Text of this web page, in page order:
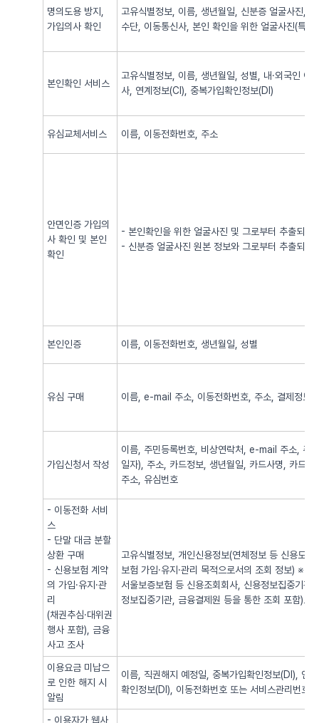
명의도용 방지,
가입의사 확인
고유식별정보, 이름, 생년월일, 신분증 얼굴사진,
수단, 이동통신사, 본인 확인을 위한 얼굴사진(특징
본인확인 서비스
고유식별정보, 이름, 생년월일, 성별, 내·외국인
사, 연계정보(CI), 중복가입확인정보(DI)
유심교체서비스 이름, 이동전화번호, 주소
안면인증 가입의
사 확인 및 본인
확인
- 본인확인을 위한 얼굴사진 및 그로부터 추출되어
- 신분증 얼굴사진 원본 정보와 그로부터 추출되어
본인인증 이름, 이동전화번호, 생년월일, 성별
유심 구매 이름, e-mail 주소, 이동전화번호, 주소, 결제정보,
가입신청서 작성
이름, 주민등록번호, 비상연락처, e-mail 주소, 주
일자), 주소, 카드정보, 생년월일, 카드사명, 카드
주소, 유심번호
- 이동전화 서비
스
- 단말 대금 분할
상환 구매
- 신용보험 계약
의 가입·유지·관
리
(채권추심·대위권
행사 포함), 금융
사고 조사
고유식별정보, 개인신용정보(연체정보 등 신용도
보험 가입·유지·관리 목적으로서의 조회 정보) ※
서울보증보험 등 신용조회회사, 신용정보집중기관
정보집중기관, 금융결제원 등을 통한 조회 포함)로
이용요금 미납으
로 인한 해지 시
알림
이름, 직권해지 예정일, 중복가입확인정보(DI), 연
확인정보(DI), 이동전화번호 또는 서비스관리번호
- 이용자가 웹사